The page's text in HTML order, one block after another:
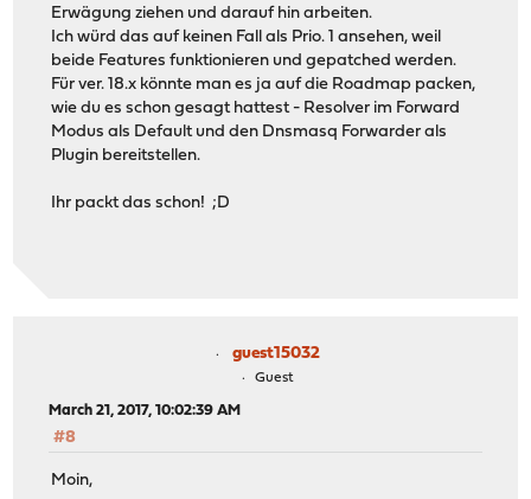
Erwägung ziehen und darauf hin arbeiten.
Ich würd das auf keinen Fall als Prio. 1 ansehen, weil
beide Features funktionieren und gepatched werden.
Für ver. 18.x könnte man es ja auf die Roadmap packen,
wie du es schon gesagt hattest - Resolver im Forward
Modus als Default und den Dnsmasq Forwarder als
Plugin bereitstellen.
Ihr packt das schon! ;D
guest15032
Guest
March 21, 2017, 10:02:39 AM
#8
Moin,